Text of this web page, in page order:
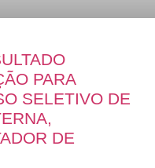
PARA
SELETIVO DE
DE